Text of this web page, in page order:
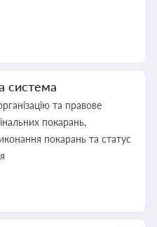
система
та правове
покарань,
покарань та статус